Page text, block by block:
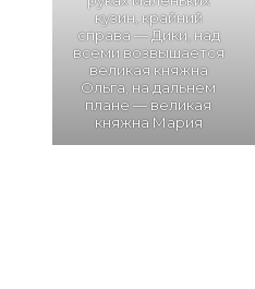
кузин, крайний
справа — Дики, над
всеми возвышается
великая княжна
Ольга, на дальнем
плане — великая
княжна Мария